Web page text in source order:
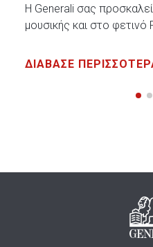
Η Generali σας
μουσικής και στο
ΔΙΑΒΑΣΕ